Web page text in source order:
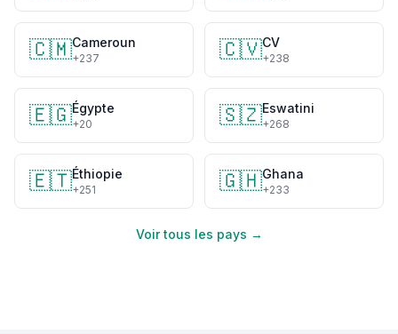
🇨🇲Cameroun
+237 🇨🇻CV
+238
🇪🇬Égypte
+20 🇸🇿Eswatini
+268
🇪🇹Éthiopie
+251 🇬🇭Ghana
+233
Voir tous les pays →